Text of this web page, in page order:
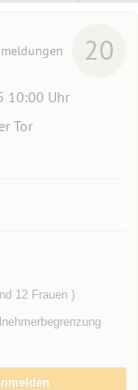
20
10:00 Uhr
Tor
12 Frauen )